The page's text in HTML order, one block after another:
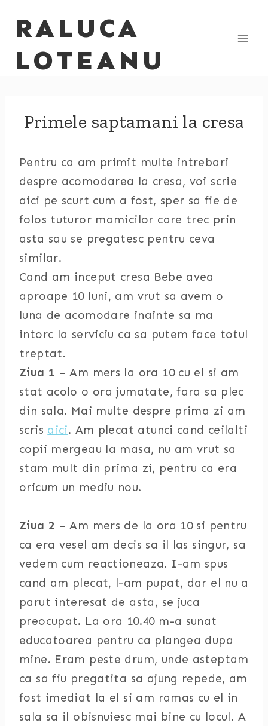
RALUCA
LOTEANU
Primele saptamani la cresa
Pentru ca am primit multe intrebari
despre acomodarea la cresa, voi scrie
aici pe scurt cum a fost, sper sa fie de
folos tuturor mamicilor care trec prin
asta sau se pregatesc pentru ceva
similar.
Cand am inceput cresa Bebe avea
aproape 10 luni, am vrut sa avem o
luna de acomodare inainte sa ma
intorc la serviciu ca sa putem face totul
treptat.
Ziua 1 – Am mers la ora 10 cu el si am
stat acolo o ora jumatate, fara sa plec
din sala. Mai multe despre prima zi am
scris aici. Am plecat atunci cand ceilalti
copii mergeau la masa, nu am vrut sa
stam mult din prima zi, pentru ca era
oricum un mediu nou.
Ziua 2 – Am mers de la ora 10 si pentru
ca era vesel am decis sa il las singur, sa
vedem cum reactioneaza. I-am spus
cand am plecat, l-am pupat, dar el nu a
parut interesat de asta, se juca
preocupat. La ora 10.40 m-a sunat
educatoarea pentru ca plangea dupa
mine. Eram peste drum, unde asteptam
ca sa fiu pregatita sa ajung repede, am
fost imediat la el si am ramas cu el in
sala sa il obisnuiesc mai bine cu locul. A